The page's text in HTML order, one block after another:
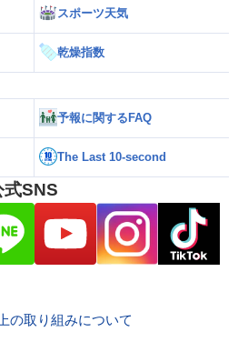
スポーツ天気
乾燥指数
予報に関するFAQ
The Last 10-second
式SNS
の取り組みについて